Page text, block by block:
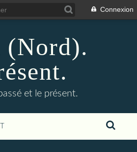
Connexion
et le présent.